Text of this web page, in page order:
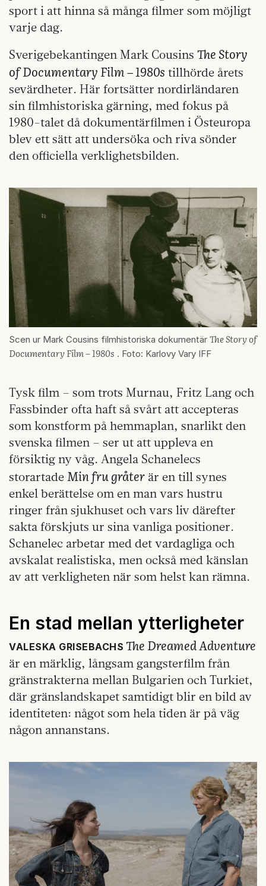
sport i att hinna så många filmer som möjligt
varje dag.
Sverigebekantingen Mark Cousins The Story
of Documentary Film – 1980s tillhörde årets
sevärdheter. Här fortsätter nordirländaren
sin filmhistoriska gärning, med fokus på
1980-talet då dokumentärfilmen i Östeuropa
blev ett sätt att undersöka och riva sönder
den officiella verklighetsbilden.
Scen ur Mark Cousins filmhistoriska dokumentär The Story of
Documentary Film – 1980s . Foto: Karlovy Vary IFF
Tysk film – som trots Murnau, Fritz Lang och
Fassbinder ofta haft så svårt att accepteras
som konstform på hemmaplan, snarlikt den
svenska filmen – ser ut att uppleva en
försiktig ny våg. Angela Schanelecs
storartade Min fru gråter är en till synes
enkel berättelse om en man vars hustru
ringer från sjukhuset och vars liv därefter
sakta förskjuts ur sina vanliga positioner.
Schanelec arbetar med det vardagliga och
avskalat realistiska, men också med känslan
av att verkligheten när som helst kan rämna.
En stad mellan ytterligheter
VALESKA GRISEBACHS The Dreamed Adventure
är en märklig, långsam gangsterfilm från
gränstrakterna mellan Bulgarien och Turkiet,
där gränslandskapet samtidigt blir en bild av
identiteten: något som hela tiden är på väg
någon annanstans.